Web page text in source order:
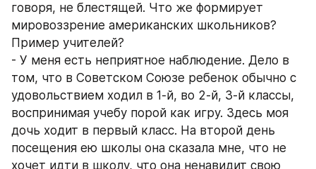
говоря, не блестящей. Что же формирует
мировоззрение американских школьников?
Пример учителей?
- У меня есть неприятное наблюдение. Дело в
том, что в Советском Союзе ребенок обычно с
удовольствием ходил в 1-й, во 2-й, 3-й классы,
воспринимая учебу порой как игру. Здесь моя
дочь ходит в первый класс. На второй день
посещения ею школы она сказала мне, что не
хочет идти в школу, что она ненавидит свою